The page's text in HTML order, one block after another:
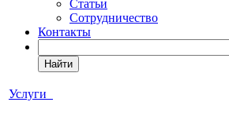
Статьи
Сотрудничество
Контакты
Найти
Услуги